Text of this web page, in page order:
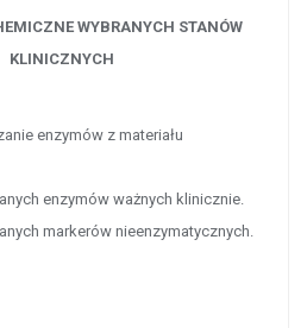
WYBRANYCH STANÓW
KLINICZNYCH
enzymów z materiału
enzymów ważnych klinicznie.
markerów nieenzymatycznych.